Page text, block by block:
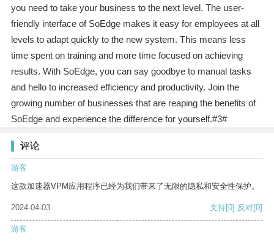
you need to take your business to the next level. The user-
friendly interface of SoEdge makes it easy for employees at all
levels to adapt quickly to the new system. This means less
time spent on training and more time focused on achieving
results. With SoEdge, you can say goodbye to manual tasks
and hello to increased efficiency and productivity. Join the
growing number of businesses that are reaping the benefits of
SoEdge and experience the difference for yourself.#3#
评论
游客
这款加速器VPM应用程序已经为我们带来了无限的隐私和安全性保护。
2024-04-03 支持[0] 反对[0]
游客